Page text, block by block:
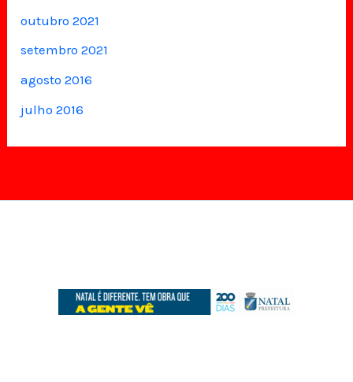
outubro 2021
setembro 2021
agosto 2016
julho 2016